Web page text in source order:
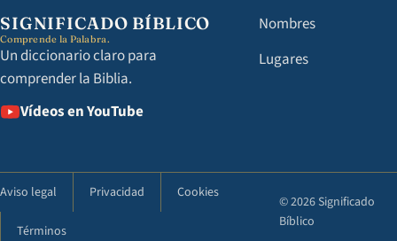
SIGNIFICADO BÍBLICO
Comprende la Palabra.
Un diccionario claro para
comprender la Biblia.
Vídeos en YouTube
Nombres
Lugares
Aviso legal Privacidad Cookies
Términos
© 2026 Significado
Bíblico